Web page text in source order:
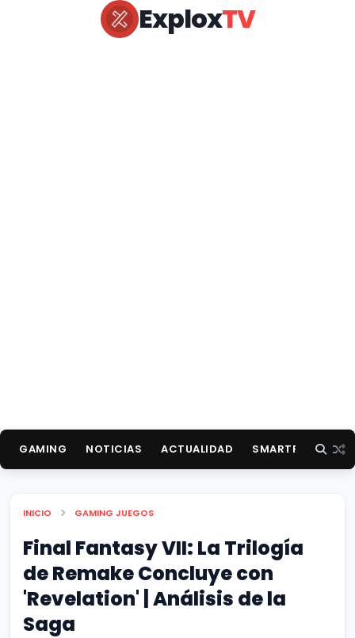
ExploxTV
GAMING NOTICIAS ACTUALIDAD SMARTPHONES
INICIO GAMING JUEGOS
Final Fantasy VII: La Trilogía
de Remake Concluye con
'Revelation' | Análisis de la
Saga